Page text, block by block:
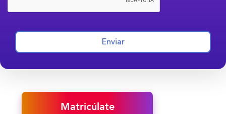
Enviar
Matricúlate